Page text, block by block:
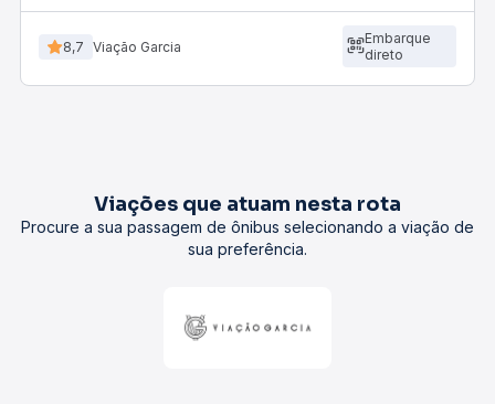
8,7 Viação Garcia
Embarque
direto
Viações que atuam nesta rota
Procure a sua passagem de ônibus selecionando a viação de
sua preferência.